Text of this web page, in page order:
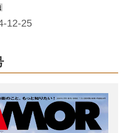
ツの、人知れず深まっている甘
デザート甲子園」は陸上自衛隊
スイーツバトル！ 陸自の中部方
に焦点を当てたコンテストを開
れが2021年度に開催された「デ
甲子園」だ。命名の由来は、中
総監部が所在する兵庫県にある